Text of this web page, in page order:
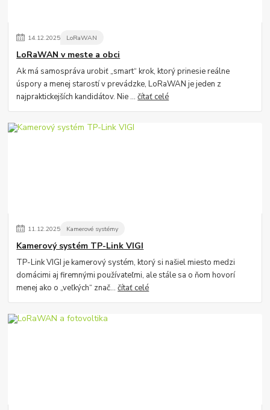
14.12.2025 LoRaWAN
LoRaWAN v meste a obci
Ak má samospráva urobiť „smart“ krok, ktorý prinesie reálne
úspory a menej starostí v prevádzke, LoRaWAN je jeden z
najpraktickejších kandidátov. Nie ...čítať celé
11.12.2025 Kamerové systémy
Kamerový systém TP-Link VIGI
TP-Link VIGI je kamerový systém, ktorý si našiel miesto medzi
domácimi aj firemnými používateľmi, ale stále sa o ňom hovorí
menej ako o „veľkých“ znač...čítať celé